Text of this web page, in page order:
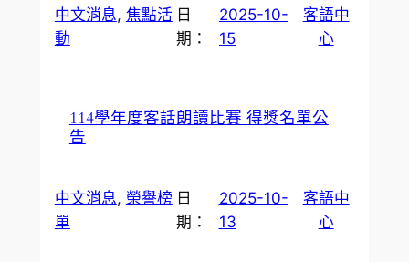
中文消息, 焦點活
動
日
期：
2025-10-
15
客語中
心
114學年度客話朗讀比賽 得獎名單公
告
中文消息, 榮譽榜
單
日
期：
2025-10-
13
客語中
心